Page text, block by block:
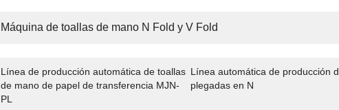
Máquina de toallas de mano N Fold y V Fold
Línea de producción automática de toallas
de mano de papel de transferencia MJN-
PL
Línea automática de producción
plegadas en N